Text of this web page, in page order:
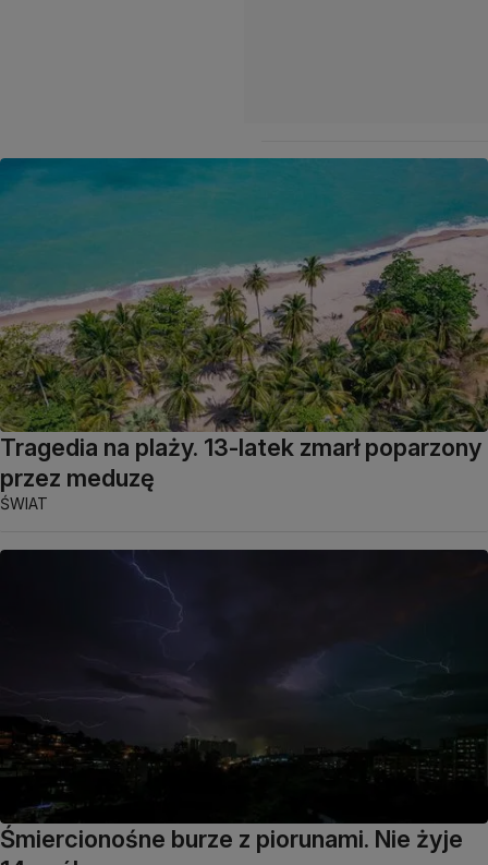
Tragedia na plaży. 13-latek zmarł poparzony
przez meduzę
ŚWIAT
Śmiercionośne burze z piorunami. Nie żyje